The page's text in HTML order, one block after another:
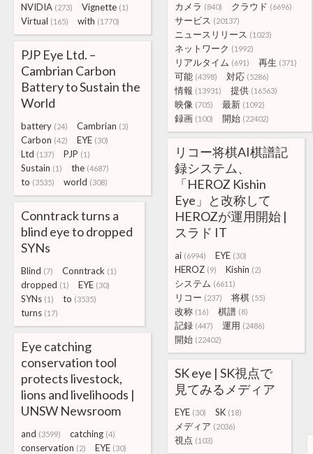
カメラ (840) クラウド (6696)
サービス (20137)
ニュースリリース (1023)
ネットワーク (1992)
リアルタイム (691) 再生 (371)
可能 (4398) 対応 (5286)
情報 (13931) 提供 (16563)
映像 (705) 最新 (1092)
録画 (100) 開始 (22402)
NVIDIA (273) Vignette (1)
Virtual (165) with (1770)
PJP Eye Ltd. –
Cambrian Carbon
Battery to Sustain the
World
battery (24) Cambrian (3)
Carbon (42) EYE (30)
Ltd (137) PJP (1)
Sustain (1) the (4687)
to (3535) world (308)
リコー将棋AI棋譜記
録システム、
「HEROZ Kishin
Eye」と改称して
HEROZが運用開始 |
スラド IT
ai (6994) EYE (30)
HEROZ (9) Kishin (2)
システム (6611)
リコー (237) 将棋 (55)
改称 (16) 棋譜 (8)
記録 (447) 運用 (2486)
開始 (22402)
Conntrack turns a
blind eye to dropped
SYNs
Blind (7) Conntrack (1)
dropped (1) EYE (30)
SYNs (1) to (3535)
turns (17)
Eye catching
conservation tool
protects livestock,
lions and livelihoods |
UNSW Newsroom
and (3599) catching (4)
conservation (2) EYE (30)
SK eye | SK視点で
見てみるメディア
EYE (30) SK (18)
メディア (2036)
視点 (103)